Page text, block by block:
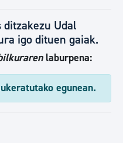
Udal
igo dituen gaiak.
laburpena:
egunean.